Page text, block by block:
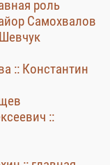
роль
Самохвалов
:: Константин
::